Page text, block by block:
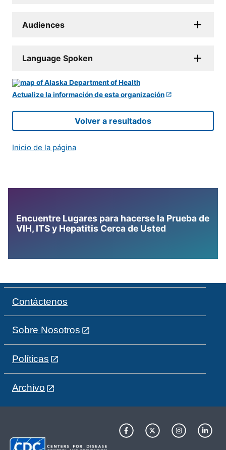
Audiences
Language Spoken
Actualize la información de esta organización
Volver a resultados
Inicio de la página
Encuentre Lugares para hacerse la Prueba de
VIH, ITS y Hepatitis Cerca de Usted
Contáctenos
Sobre Nosotros
Políticas
Archivo